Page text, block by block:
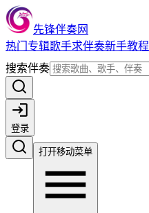
先锋伴奏网
热门 专辑歌手求伴奏新手教程
搜索伴奏
登录
打开移动菜单